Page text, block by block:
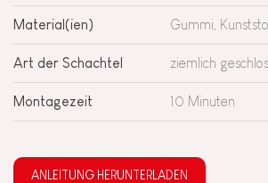
Material(ien) Gummi,
Art der Schachtel ziemlich
Montagezeit 10 Minuten
ANLEITUNG HERUNTERLADEN